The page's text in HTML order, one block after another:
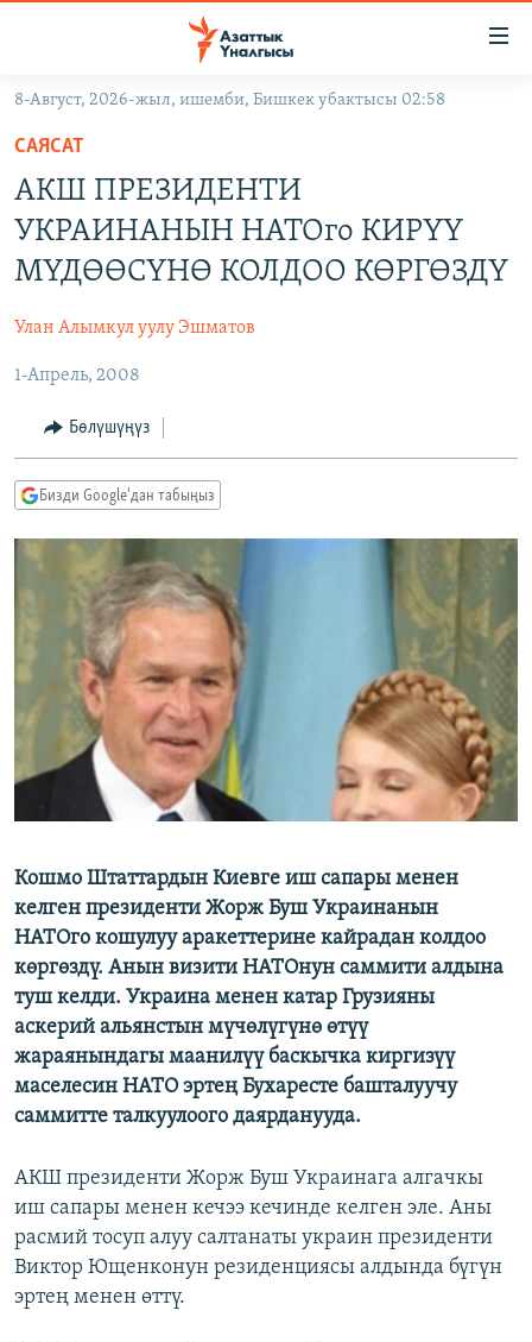
Навигацияга
өтүңүз
Издөөгө
салыңыз
САЯСАТ
МАДАНИЯТ
ДҮЙНӨ
УКРАИНА
ТВ ПРОГРАММАЛАР
БҮГҮН АЗАТТЫКТА
ЭКСПЕРТТЕР ТАЛДАЙТ
ДАНИСТЕ
ЭЖЕ-СИҢДИЛЕР
АЗАТТЫК+
ЫҢГАЙСЫЗ СУРООЛОР
ПОДКАСТ
ӨЗГӨЧӨ ПИКИР
Русский
ОНЛАЙН ШЕРИНЕ
ЭЕ/АРнун бардык сайттары
8-Август, 2026-жыл, ишемби, Бишкек убактысы 02:58
САЯСАТ
АКШ ПРЕЗИДЕНТИ
УКРАИНАНЫН НАТОго КИРҮҮ
МҮДӨӨСҮНӨ КОЛДОО КӨРГӨЗДҮ
Улан Алымкул уулу Эшматов
1-Апрель, 2008
Бөлүшүңүз
Бизди Google'дан табыңыз
Кошмо Штаттардын Киевге иш сапары менен
келген президенти Жорж Буш Украинанын
НАТОго кошулуу аракеттерине кайрадан колдоо
көргөздү. Анын визити НАТОнун саммити алдына
туш келди. Украина менен катар Грузияны
аскерий альянстын мүчөлүгүнө өтүү
жараянындагы маанилүү баскычка киргизүү
маселесин НАТО эртең Бухаресте башталуучу
саммитте талкуулоого даярданууда.
АКШ президенти Жорж Буш Украинага алгачкы
иш сапары менен кечээ кечинде келген эле. Аны
расмий тосуп алуу салтанаты украин президенти
Виктор Ющенконун резиденциясы алдында бүгүн
эртең менен өттү.